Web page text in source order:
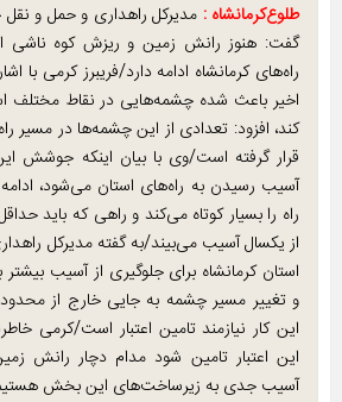
طلوع‌‌کرمانشاه : مدیرکل راهداری و حمل و نقل
گفت: هنوز رانش زمین و ریزش کوه ناشی
راه‌های کرمانشاه ادامه دارد/فریبرز کرمی با
اخیر باعث شده چشمه‌هایی در نقاط
کند، افزود: تعدادی از این چشمه‌ها در مسیر
قرار گرفته است/وی با بیان اینکه جوشش
آسیب رسیدن به راه‌های استان می‌شود،
راه را بسیار کوتاه می‌کند و راهی که باید
از یکسال آسیب می‌بیند/به گفته مدیرکل
استان کرمانشاه برای جلوگیری از آسیب بیشتر
و تغییر مسیر چشمه به جایی خارج از
این کار نیازمند تامین اعتبار است/کرمی
این اعتبار تامین شود مدام دچار رانش
آسیب جدی به زیرساخت‌های این بخش